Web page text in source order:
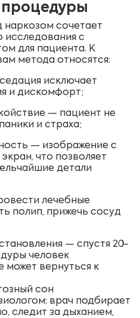
наркозом сочетает
исследования с
для пациента. К
метода относятся:
исключает
и дискомфорт;
— пациент не
и страха;
— изображение с
что позволяет
детали
лечебные
полип, прижечь сосуд
— спустя 20-
человек
может вернуться к
сон
врач подбирает
следит за дыханием,